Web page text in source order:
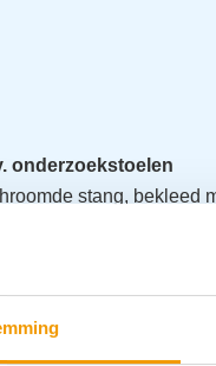
onderzoekstoelen
stang, bekleed